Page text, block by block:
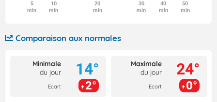
5
min
10
min
20
min
30
min
40
min
50
min
Comparaison aux normales
Minimale
du jour
Ecart
14°
2°
Maximale
du jour
Ecart
24°
0°